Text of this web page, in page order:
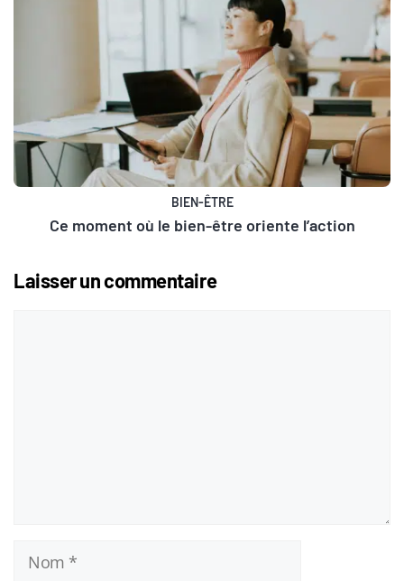
BIEN-ÊTRE
Ce moment où le bien-être oriente l’action
Laisser un commentaire
Nom